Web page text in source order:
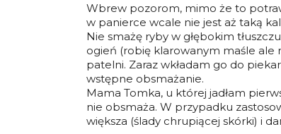
Wbrew pozorom, mimo że to
w panierce wcale nie jest aż taką
Nie smażę ryby w głębokim
ogień (robię klarowanym maśle ale
patelni. Zaraz wkładam go do
wstępne obsmażanie.
Mama Tomka, u której jadłam
nie obsmaża. W przypadku
większa (ślady chrupiącej skórki) i